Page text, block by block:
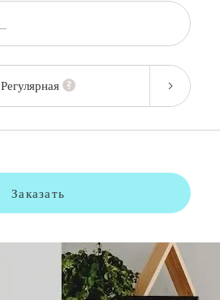
Регулярная
Заказать